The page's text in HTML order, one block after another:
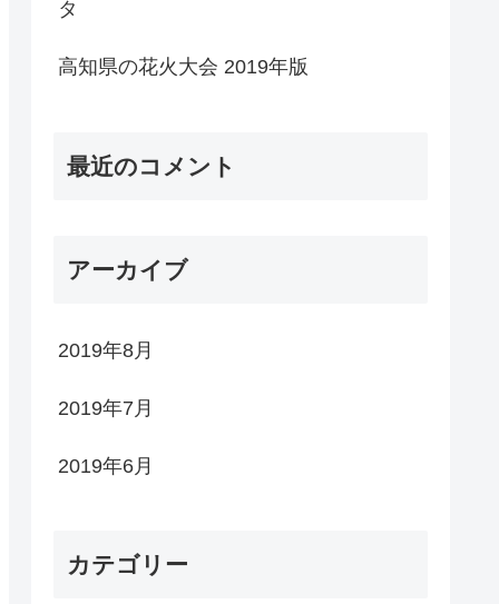
タ
高知県の花火大会 2019年版
最近のコメント
アーカイブ
2019年8月
2019年7月
2019年6月
カテゴリー